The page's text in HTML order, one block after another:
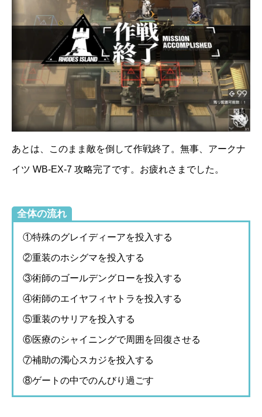
あとは、このまま敵を倒して作戦終了。無事、アークナ
イツ WB-EX-7 攻略完了です。お疲れさまでした。
全体の流れ
①特殊のグレイディーアを投入する
②重装のホシグマを投入する
③術師のゴールデングローを投入する
④術師のエイヤフィヤトラを投入する
⑤重装のサリアを投入する
⑥医療のシャイニングで周囲を回復させる
⑦補助の濁心スカジを投入する
⑧ゲートの中でのんびり過ごす